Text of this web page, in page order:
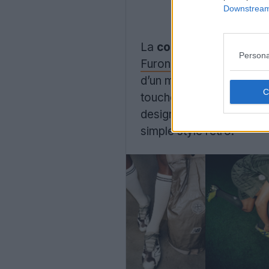
La collection New
Furon Elite FG v9, un
d’un motif
toucher et le contrôle
designs font référence
simple style rétro.